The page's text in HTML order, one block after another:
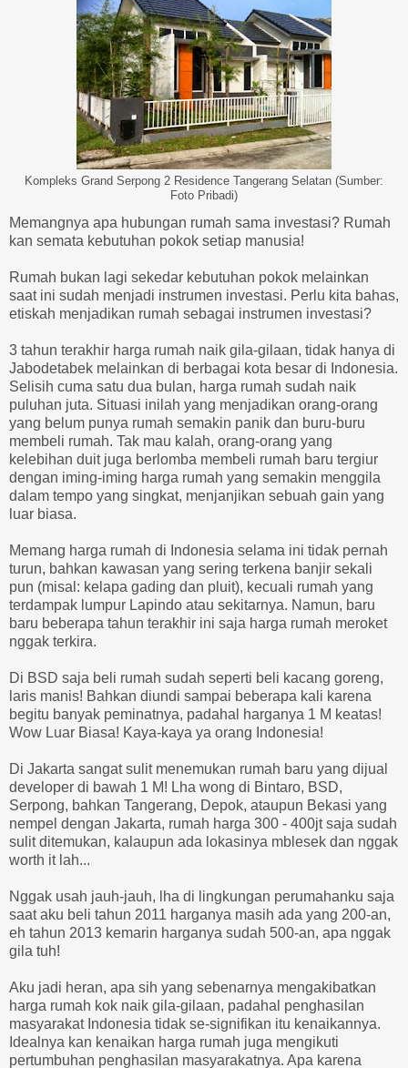
Kompleks Grand Serpong 2 Residence Tangerang Selatan (Sumber:
Foto Pribadi)
Memangnya apa hubungan rumah sama investasi? Rumah
kan semata kebutuhan pokok setiap manusia!
Rumah bukan lagi sekedar kebutuhan pokok melainkan
saat ini sudah menjadi instrumen investasi. Perlu kita bahas,
etiskah menjadikan rumah sebagai instrumen investasi?
3 tahun terakhir harga rumah naik gila-gilaan, tidak hanya di
Jabodetabek melainkan di berbagai kota besar di Indonesia.
Selisih cuma satu dua bulan, harga rumah sudah naik
puluhan juta. Situasi inilah yang menjadikan orang-orang
yang belum punya rumah semakin panik dan buru-buru
membeli rumah. Tak mau kalah, orang-orang yang
kelebihan duit juga berlomba membeli rumah baru tergiur
dengan iming-iming harga rumah yang semakin menggila
dalam tempo yang singkat, menjanjikan sebuah gain yang
luar biasa.
Memang harga rumah di Indonesia selama ini tidak pernah
turun, bahkan kawasan yang sering terkena banjir sekali
pun (misal: kelapa gading dan pluit), kecuali rumah yang
terdampak lumpur Lapindo atau sekitarnya. Namun, baru
baru beberapa tahun terakhir ini saja harga rumah meroket
nggak terkira.
Di BSD saja beli rumah sudah seperti beli kacang goreng,
laris manis! Bahkan diundi sampai beberapa kali karena
begitu banyak peminatnya, padahal harganya 1 M keatas!
Wow Luar Biasa! Kaya-kaya ya orang Indonesia!
Di Jakarta sangat sulit menemukan rumah baru yang dijual
developer di bawah 1 M! Lha wong di Bintaro, BSD,
Serpong, bahkan Tangerang, Depok, ataupun Bekasi yang
nempel dengan Jakarta, rumah harga 300 - 400jt saja sudah
sulit ditemukan, kalaupun ada lokasinya mblesek dan nggak
worth it lah...
Nggak usah jauh-jauh, lha di lingkungan perumahanku saja
saat aku beli tahun 2011 harganya masih ada yang 200-an,
eh tahun 2013 kemarin harganya sudah 500-an, apa nggak
gila tuh!
Aku jadi heran, apa sih yang sebenarnya mengakibatkan
harga rumah kok naik gila-gilaan, padahal penghasilan
masyarakat Indonesia tidak se-signifikan itu kenaikannya.
Idealnya kan kenaikan harga rumah juga mengikuti
pertumbuhan penghasilan masyarakatnya. Apa karena